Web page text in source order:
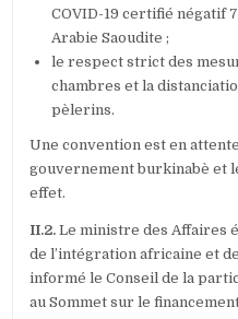
COVID-19 certifié négatif
Arabie Saoudite ;
le respect strict des
chambres et la
pèlerins.
Une convention est en
gouvernement burkinabè et
effet.
II.2.Le ministre des Affaires
de l’intégration africaine et
informé le Conseil de la
au Sommet sur le